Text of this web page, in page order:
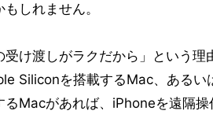
しれません。
け渡しがラクだから」という理
Siliconを搭載するMac、あるい
Macがあれば、iPhoneを遠隔操